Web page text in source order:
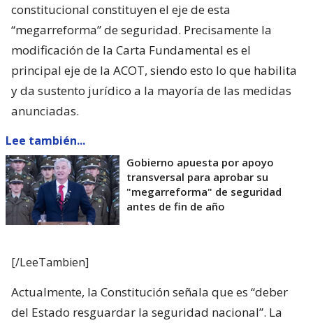
constitucional constituyen el eje de esta
“megarreforma” de seguridad. Precisamente la
modificación de la Carta Fundamental es el
principal eje de la ACOT, siendo esto lo que habilita
y da sustento jurídico a la mayoría de las medidas
anunciadas.
Lee también...
Gobierno apuesta por apoyo
transversal para aprobar su
"megarreforma" de seguridad
antes de fin de año
[/LeeTambien]
Actualmente, la Constitución señala que es “deber
del Estado resguardar la seguridad nacional”. La